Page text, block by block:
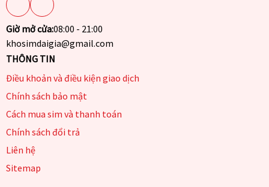
Giờ mở cửa:08:00 - 21:00
khosimdaigia@gmail.com
THÔNG TIN
Điều khoản và điều kiện giao dịch
Chính sách bảo mật
Cách mua sim và thanh toán
Chính sách đổi trả
Liên hệ
Sitemap